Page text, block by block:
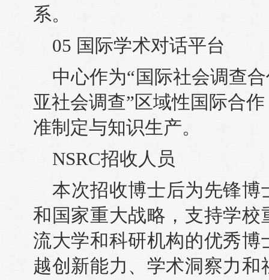
系。
05 国际学术对话平台
中心作为“国际社会调查
亚社会调查”区域性国际合
准制定与知识生产。
NSRC招收人员
本次招收博士后为先锋
和国家重大战略，支持学
流大学和科研机构的优秀
越创新能力、学术洞察力